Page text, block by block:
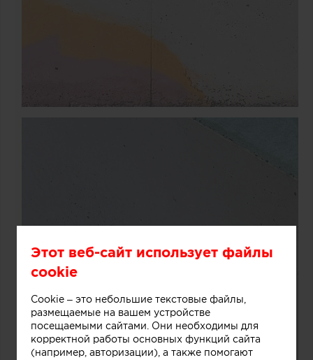
Этот веб-сайт использует файлы
cookie
Cookie – это небольшие текстовые файлы,
размещаемые на вашем устройстве
посещаемыми сайтами. Они необходимы для
корректной работы основных функций сайта
(например, авторизации), а также помогают